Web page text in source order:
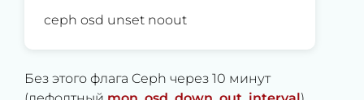
ceph osd unset noout
Без этого флага Ceph через 10 минут